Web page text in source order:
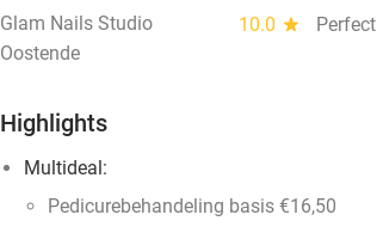
Glam Nails Studio 10.0 star
Perfect
Oostende
Highlights
Multideal:
Pedicurebehandeling basis €16,50